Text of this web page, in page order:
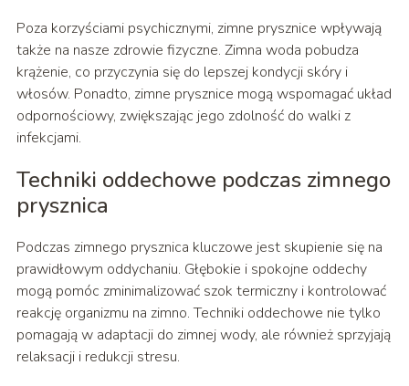
Poza korzyściami psychicznymi, zimne prysznice wpływają
także na nasze zdrowie fizyczne. Zimna woda pobudza
krążenie, co przyczynia się do lepszej kondycji skóry i
włosów. Ponadto, zimne prysznice mogą wspomagać układ
odpornościowy, zwiększając jego zdolność do walki z
infekcjami.
Techniki oddechowe podczas zimnego
prysznica
Podczas zimnego prysznica kluczowe jest skupienie się na
prawidłowym oddychaniu. Głębokie i spokojne oddechy
mogą pomóc zminimalizować szok termiczny i kontrolować
reakcję organizmu na zimno. Techniki oddechowe nie tylko
pomagają w adaptacji do zimnej wody, ale również sprzyjają
relaksacji i redukcji stresu.